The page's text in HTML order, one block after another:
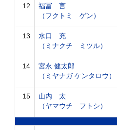
12
福冨 言
（フクトミ ゲン）
13
水口 充
（ミナクチ ミツル）
14
宮永 健太郎
（ミヤナガ ケンタロウ）
15
山内 太
（ヤマウチ フトシ）